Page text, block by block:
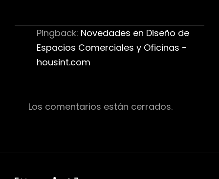
Pingback: Novedades en Diseño de
Espacios Comerciales y Oficinas -
housint.com
Los comentarios están cerrados.